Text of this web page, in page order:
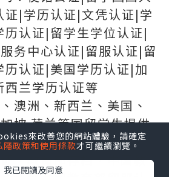
证|学历认证|文凭认证|学
认证|留学生学位认证|
务中心认证|留服认证|留
历认证|美国学历认证|加
兰学历认证等
澳洲、新西兰、美国、
坡 荷兰等国留学生提供
，教育部存档，中国教
來改善您的網站體驗，請確定
隱政策和使用條款才可繼續瀏覽。
我已閱讀及同意